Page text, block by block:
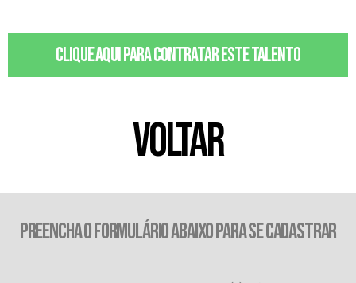
Clique aqui para contratar este talento
VOLTAR
PREENCHA O FORMULÁRIO ABAIXO PARA SE CADASTRAR